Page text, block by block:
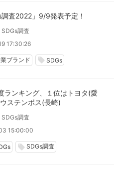
調査2022」9/9発表予定！
SDGs調査
17:30:26
ブランド local_offer SDGs
ランキング、１位はトヨタ(愛
ステンボス(長崎)
SDGs調査
15:00:00
local_offer SDGs調査